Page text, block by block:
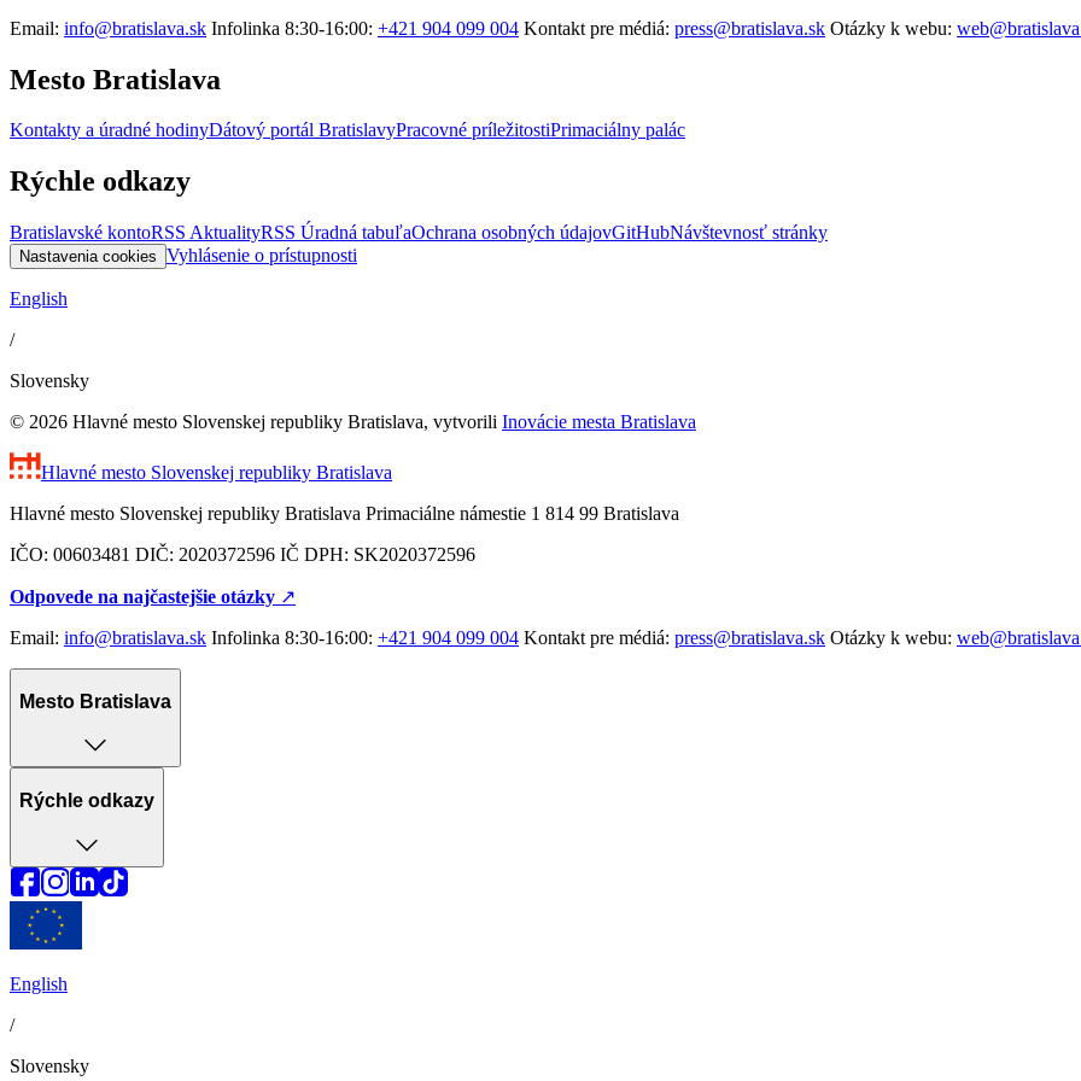
Email: info@bratislava.sk Infolinka 8:30-16:00: +421 904 099 004 Kontakt pre médiá: press@bratislava.sk Otázky k webu:
Mesto Bratislava
Kontakty a úradné hodinyDátový portál BratislavyPracovné príležitostiPrimaciálny palác
Rýchle odkazy
Bratislavské kontoRSS AktualityRSS Úradná tabuľaOchrana osobných údajovGitHubNávštevnosť stránky
Nastavenia cookies Vyhlásenie o prístupnosti
English
/
Slovensky
© 2026 Hlavné mesto Slovenskej republiky Bratislava, vytvorili Inovácie mesta Bratislava
Hlavné mesto Slovenskej republiky Bratislava
Hlavné mesto Slovenskej republiky Bratislava Primaciálne námestie 1 814 99 Bratislava
IČO: 00603481 DIČ: 2020372596 IČ DPH: SK2020372596
Odpovede na najčastejšie otázky ↗︎
Email: info@bratislava.sk Infolinka 8:30-16:00: +421 904 099 004 Kontakt pre médiá: press@bratislava.sk Otázky k webu:
Mesto Bratislava
Rýchle odkazy
English
/
Slovensky